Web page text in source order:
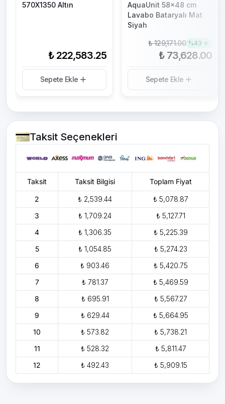
570X1350 Altın
₺ 222,583.25
Sepete Ekle
AquaUnit 58x48 cm
Lavabo Bataryalı Mat
Siyah
₺ 129,171.00 %43
₺ 73,628.00
Sepete Ekle
Taksit Seçenekleri
Taksit Taksit Bilgisi Toplam Fiyat
2 ₺ 2,539.44
₺ 5,078.87
3
₺ 1,709.24
₺ 5,127.71
4
₺ 1,306.35
₺ 5,225.39
5
₺ 1,054.85
₺ 5,274.23
6
₺ 903.46
₺ 5,420.75
7
₺ 781.37
₺ 5,469.59
8
₺ 695.91
₺ 5,567.27
9
₺ 629.44
₺ 5,664.95
10
₺ 573.82
₺ 5,738.21
11
₺ 528.32
₺ 5,811.47
12
₺ 492.43 ₺ 5,909.15